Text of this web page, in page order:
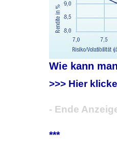
Wie kann
>>> Hier
- Ende
***